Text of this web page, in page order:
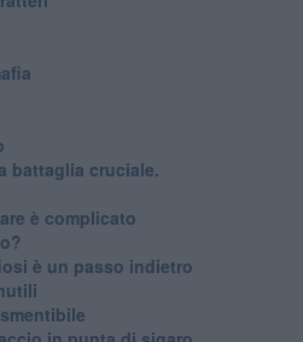
battaglia cruciale.
è complicato
è un passo indietro